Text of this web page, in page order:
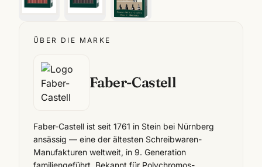
ÜBER DIE MARKE
Faber-Castell
Faber-Castell ist seit 1761 in Stein bei Nürnberg
ansässig — eine der ältesten Schreibwaren-
Manufakturen weltweit, in 9. Generation
familiengeführt. Bekannt für Polychromos-